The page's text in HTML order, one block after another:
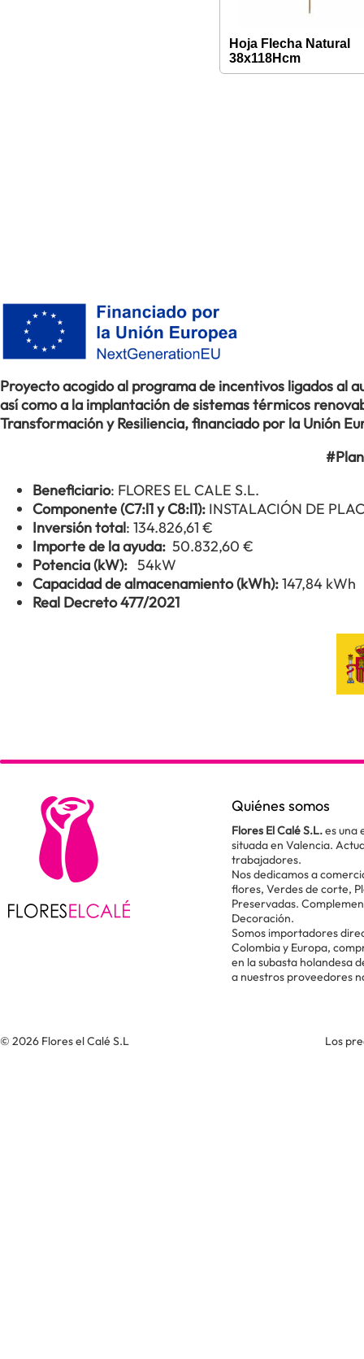
Hoja Flecha Natural
38x118Hcm
Proyecto acogido al programa de incentivos ligados al
así como a la implantación de sistemas térmicos
Transformación y Resiliencia, financiado por la Unión
Beneficiario: FLORES EL CALE S.L.
Componente (C7:l1 y C8:l1): INSTALACIÓN DE
Inversión total: 134.826,61 €
Importe de la ayuda: 50.832,60 €
Potencia (kW): 54kW
Capacidad de almacenamiento (kWh):147,84 kWh
Real Decreto 477/2021
Quiénes somos
Flores El Calé S.L.es una
situada en Valencia.
trabajadores.
Nos dedicamos a
flores, Verdes de corte,
Preservadas.
Decoración.
Somos importadores
Colombia y Europa,
en la subasta holandesa
a nuestros proveedores
© 2026 Flores el Calé S.L Los